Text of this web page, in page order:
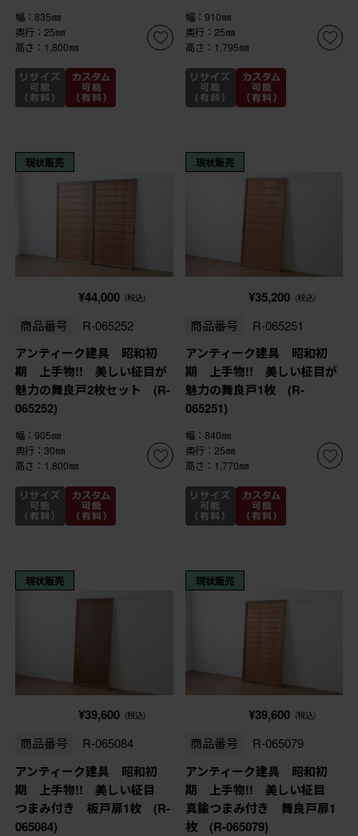
幅：835㎜
奥行：25㎜
高さ：1,800㎜
幅：910㎜
奥行：25㎜
高さ：1,795㎜
現状販売
¥44,000 (税込)
商品番号 R-065252
アンティーク建具 昭和初
期 上手物!! 美しい柾目が
魅力の舞良戸2枚セット (R-
065252)
幅：905㎜
奥行：30㎜
高さ：1,800㎜
現状販売
¥35,200 (税込)
商品番号 R-065251
アンティーク建具 昭和初
期 上手物!! 美しい柾目が
魅力の舞良戸1枚 (R-
065251)
幅：840㎜
奥行：25㎜
高さ：1,770㎜
現状販売
¥39,600 (税込)
商品番号 R-065084
アンティーク建具 昭和初
期 上手物!! 美しい柾目
つまみ付き 板戸扉1枚 (R-
065084)
現状販売
¥39,600 (税込)
商品番号 R-065079
アンティーク建具 昭和初
期 上手物!! 美しい柾目
真鍮つまみ付き 舞良戸扉1
枚 (R-065079)